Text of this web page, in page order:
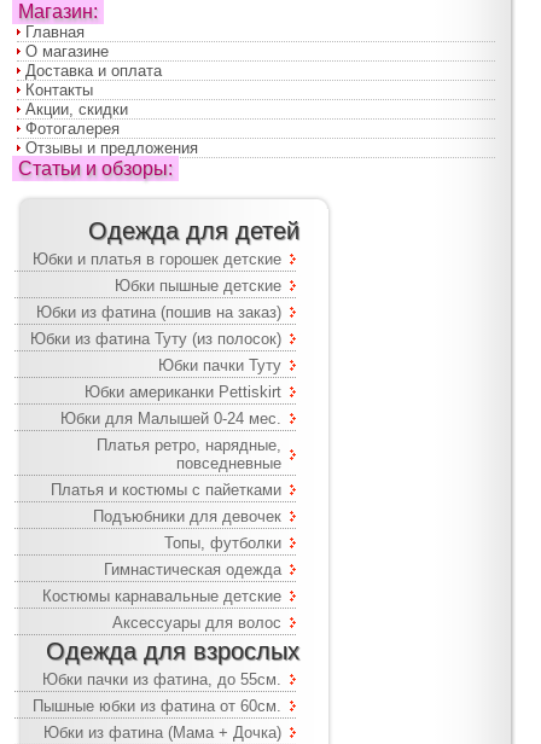
Магазин:
Главная
О магазине
Доставка и оплата
Контакты
Акции, скидки
Фотогалерея
Отзывы и предложения
Статьи и обзоры:
Одежда для детей
Юбки и платья в горошек детские
Юбки пышные детские
Юбки из фатина (пошив на заказ)
Юбки из фатина Туту (из полосок)
Юбки пачки Туту
Юбки американки Pettiskirt
Юбки для Малышей 0-24 мес.
Платья ретро, нарядные,
повседневные
Платья и костюмы с пайетками
Подъюбники для девочек
Топы, футболки
Гимнастическая одежда
Костюмы карнавальные детские
Аксессуары для волос
Одежда для взрослых
Юбки пачки из фатина, до 55см.
Пышные юбки из фатина от 60см.
Юбки из фатина (Мама + Дочка)